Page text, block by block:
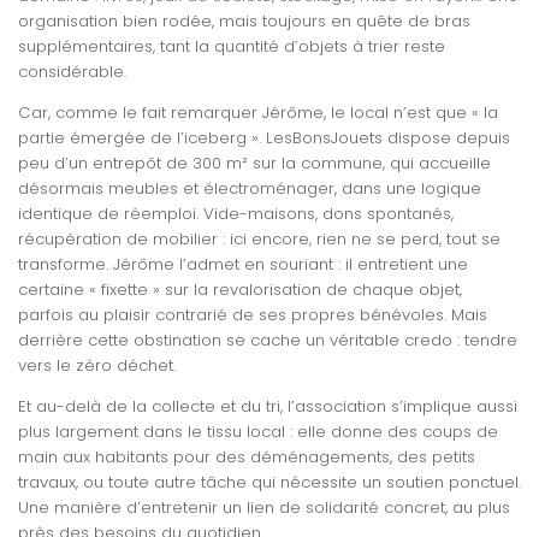
organisation bien rodée, mais toujours en quête de bras
supplémentaires, tant la quantité d’objets à trier reste
considérable.
Car, comme le fait remarquer Jérôme, le local n’est que « la
partie émergée de l’iceberg ». LesBonsJouets dispose depuis
peu d’un entrepôt de 300 m² sur la commune, qui accueille
désormais meubles et électroménager, dans une logique
identique de réemploi. Vide-maisons, dons spontanés,
récupération de mobilier : ici encore, rien ne se perd, tout se
transforme. Jérôme l’admet en souriant : il entretient une
certaine « fixette » sur la revalorisation de chaque objet,
parfois au plaisir contrarié de ses propres bénévoles. Mais
derrière cette obstination se cache un véritable credo : tendre
vers le zéro déchet.
Et au-delà de la collecte et du tri, l’association s’implique aussi
plus largement dans le tissu local : elle donne des coups de
main aux habitants pour des déménagements, des petits
travaux, ou toute autre tâche qui nécessite un soutien ponctuel.
Une manière d’entretenir un lien de solidarité concret, au plus